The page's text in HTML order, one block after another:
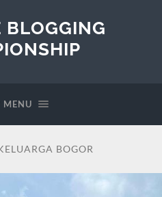
BLOGGING
MENU
BOGOR